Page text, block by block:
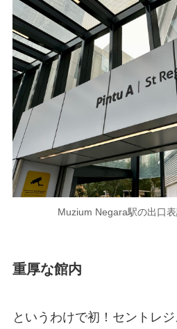
Muzium Negara駅の出口表
重厚な館内
というわけで初！セントレ